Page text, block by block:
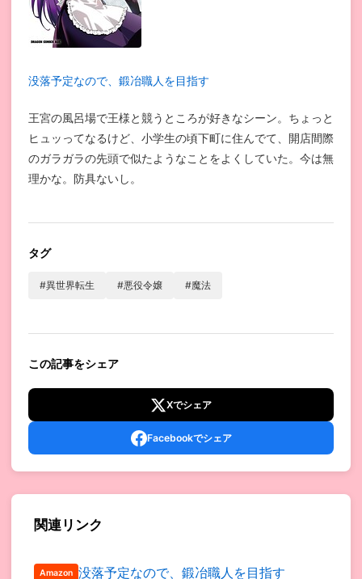
没落予定なので、鍛冶職人を目指す
王宮の風呂場で王様と競うところが好きなシーン。ちょっと
ヒュッってなるけど、小学生の頃下町に住んでて、開店間際
のガラガラの先頭で似たようなことをよくしていた。今は無
理かな。防具ないし。
タグ
#異世界転生 #悪役令嬢 #魔法
この記事をシェア
Xでシェア
Facebookでシェア
関連リンク
Amazon 没落予定なので、鍛冶職人を目指す